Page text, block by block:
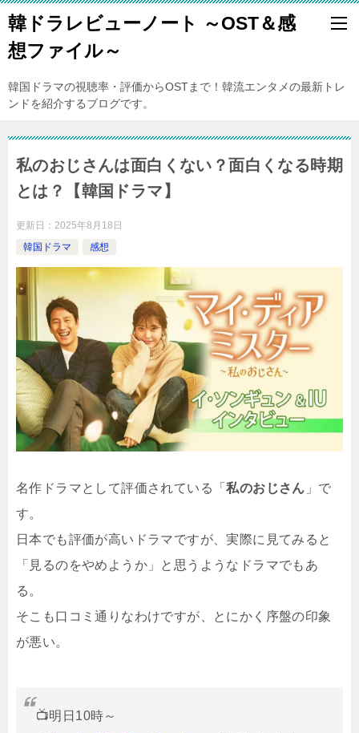
韓ドラレビューノート ～OST＆感
想ファイル～
韓国ドラマの視聴率・評価からOSTまで！韓流エンタメの最新トレ
ンドを紹介するブログです。
私のおじさんは面白くない？面白くなる時期
とは？【韓国ドラマ】
更新日： 2025年8月18日
韓国ドラマ
感想
名作ドラマとして評価されている「私のおじさん 」で
す。
日本でも評価が高いドラマですが、実際に見てみると
「見るのをやめようか」と思うようなドラマでもあ
る。
そこも口コミ通りなわけですが、とにかく序盤の印象
が悪い。
📺明日10時～